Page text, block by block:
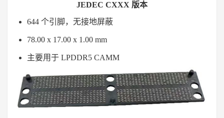
JEDEC CXXX 版本
644 个引脚，无接地屏蔽
78.00 x 17.00 x 1.00 mm
主要用于 LPDDR5 CAMM